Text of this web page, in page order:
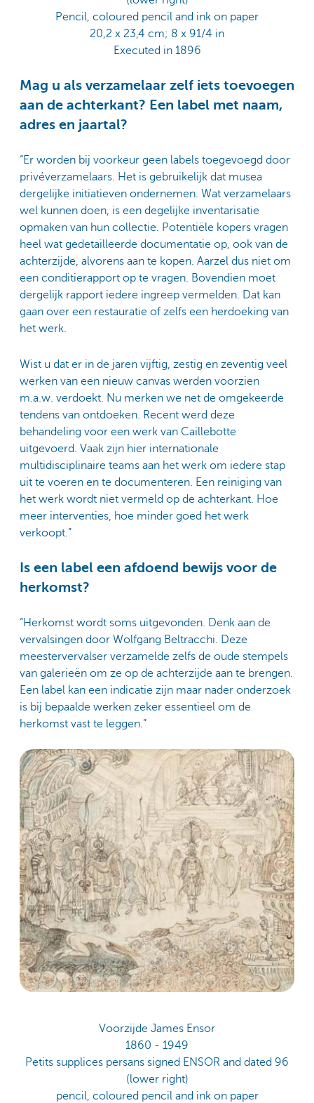
Pencil, coloured pencil and ink on paper
20,2 x 23,4 cm; 8 x 91/4 in
Executed in 1896
Mag u als verzamelaar zelf iets toevoegen
aan de achterkant? Een label met naam,
adres en jaartal?
“Er worden bij voorkeur geen labels toegevoegd door
privéverzamelaars. Het is gebruikelijk dat musea
dergelijke initiatieven ondernemen. Wat verzamelaars
wel kunnen doen, is een degelijke inventarisatie
opmaken van hun collectie. Potentiële kopers vragen
heel wat gedetailleerde documentatie op, ook van de
achterzijde, alvorens aan te kopen. Aarzel dus niet om
een conditierapport op te vragen. Bovendien moet
dergelijk rapport iedere ingreep vermelden. Dat kan
gaan over een restauratie of zelfs een herdoeking van
het werk.
Wist u dat er in de jaren vijftig, zestig en zeventig veel
werken van een nieuw canvas werden voorzien
m.a.w. verdoekt. Nu merken we net de omgekeerde
tendens van ontdoeken. Recent werd deze
behandeling voor een werk van Caillebotte
uitgevoerd. Vaak zijn hier internationale
multidisciplinaire teams aan het werk om iedere stap
uit te voeren en te documenteren. Een reiniging van
het werk wordt niet vermeld op de achterkant. Hoe
meer interventies, hoe minder goed het werk
verkoopt.”
Is een label een afdoend bewijs voor de
herkomst?
“Herkomst wordt soms uitgevonden. Denk aan de
vervalsingen door Wolfgang Beltracchi. Deze
meestervervalser verzamelde zelfs de oude stempels
van galerieën om ze op de achterzijde aan te brengen.
Een label kan een indicatie zijn maar nader onderzoek
is bij bepaalde werken zeker essentieel om de
herkomst vast te leggen.”
Voorzijde James Ensor
1860 - 1949
Petits supplices persans signed ENSOR and dated 96
(lower right)
pencil, coloured pencil and ink on paper